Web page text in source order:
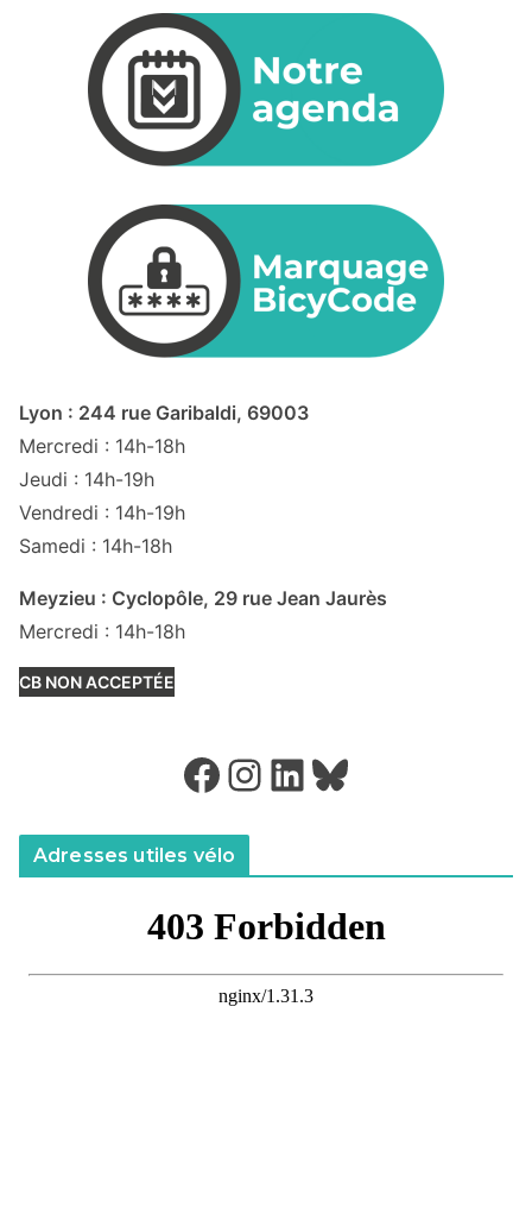
Lyon : 244 rue Garibaldi, 69003
Mercredi : 14h-18h
Jeudi : 14h-19h
Vendredi : 14h-19h
Samedi : 14h-18h
Meyzieu : Cyclopôle, 29 rue Jean Jaurès
Mercredi : 14h-18h
CB NON ACCEPTÉE
Facebook Instagram LinkedIn Bluesky
Adresses utiles vélo